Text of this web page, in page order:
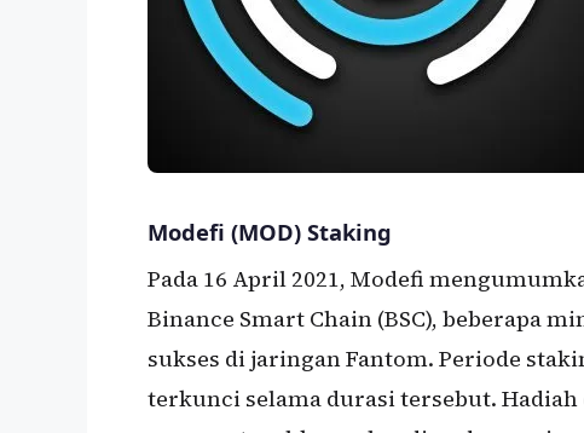
Modefi (MOD) Staking
Pada 16 April 2021, Modefi
Binance Smart Chain (BSC), beberapa
sukses di jaringan Fantom. Periode
terkunci selama durasi tersebut.